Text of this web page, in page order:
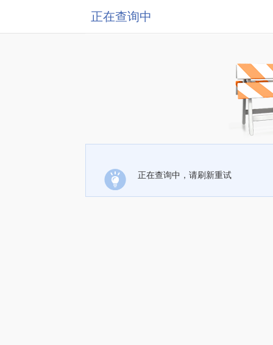
正在查询中
正在查询中，请刷新重试